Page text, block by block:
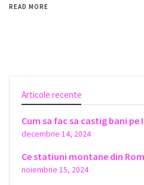
READ MORE
Articole recente
Cum sa fac sa castig bani pe
decembrie 14, 2024
Ce statiuni montane din
noiembrie 15, 2024